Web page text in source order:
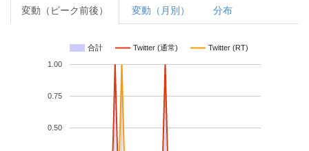
変動（ピーク前後） 変動（月別） 分布
合計 Twitter (通常) Twitter (RT)
0.50
0.75
1.00